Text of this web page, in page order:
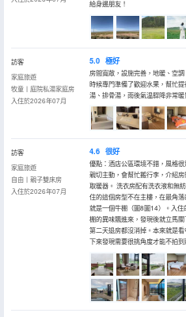
給身邊朋友！
訪客
家庭旅遊
牧童丨庭院私湯家庭房
入住於2026年07月
5.0 極好
房間寬敞，設施完善，地暖、空
時候專門準備了歡迎水果，幫忙
湯、排骨湯，雨後氣温驟降非常
訪客
家庭旅遊
自由丨親子雙床房
入住於2026年07月
4.6 很好
優點：酒店公區環境不錯，風格
親切主動，會幫忙搬行李，介紹
取暖器。 洗衣房配有洗衣液和無
住的這個房型不在主樓，在最角
就是一個牛棚（圖8圖14）。入
棚的異味飄進來，發現後就立馬
第二天退房都沒消掉。本來就是
下來發現需要很挑角度才能不拍